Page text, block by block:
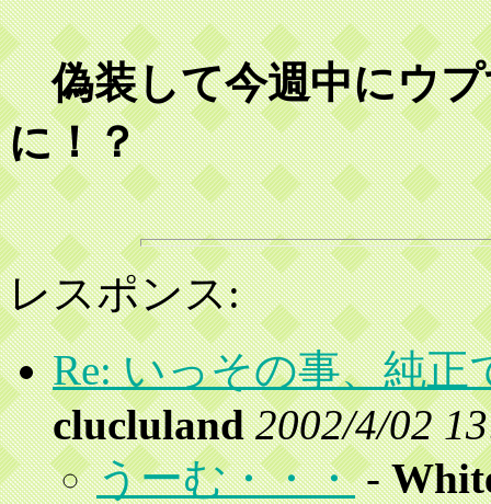
偽装して今週中にウ
に！？
レスポンス:
Re: いっその事、純正
clucluland 2002/4/02
うーむ・・・-